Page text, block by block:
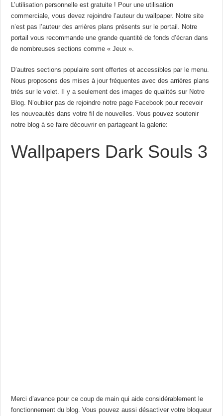
L’utilisation personnelle est gratuite ! Pour une utilisation
commerciale, vous devez rejoindre l’auteur du wallpaper. Notre site
n’est pas l’auteur des arrières plans présents sur le portail. Notre
portail vous recommande une grande quantité de fonds d’écran dans
de nombreuses sections comme « Jeux ».
D’autres sections populaire sont offertes et accessibles par le menu.
Nous proposons des mises à jour fréquentes avec des arrières plans
triés sur le volet. Il y a seulement des images de qualités sur Notre
Blog. N’oublier pas de rejoindre notre page Facebook pour recevoir
les nouveautés dans votre fil de nouvelles. Vous pouvez soutenir
notre blog à se faire découvrir en partageant la galerie:
Wallpapers Dark Souls 3
Merci d’avance pour ce coup de main qui aide considérablement le
fonctionnement du blog. Vous pouvez aussi désactiver votre bloqueur